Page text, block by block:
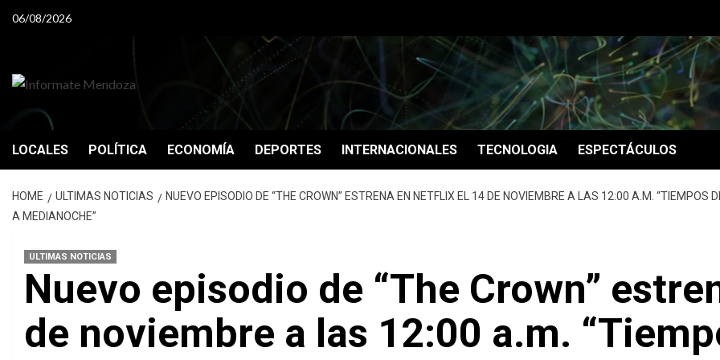
06/08/2026
LOCALES POLÍTICA ECONOMÍA DEPORTES INTERNACIONALES TECNOLOGIA ESPECTÁCULOS
HOME ULTIMAS NOTICIAS
NUEVO EPISODIO DE “THE CROWN” ESTRENA EN NETFLIX EL 14 DE NOVIEMBRE A LAS 12:00 A.M. “TIEMPOS
A MEDIANOCHE”
ULTIMAS NOTICIAS
Nuevo episodio de “The Crown”
de noviembre a las 12:00 a.m.